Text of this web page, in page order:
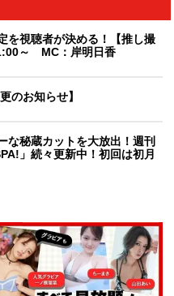
を視聴者が決める！【推し撮
～ MC：岸明日香
のお知らせ】
な秘蔵カットを大放出！週刊
」続々更新中！初回は初月